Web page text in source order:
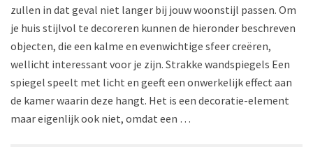
zullen in dat geval niet langer bij jouw woonstijl passen. Om
je huis stijlvol te decoreren kunnen de hieronder beschreven
objecten, die een kalme en evenwichtige sfeer creëren,
wellicht interessant voor je zijn. Strakke wandspiegels Een
spiegel speelt met licht en geeft een onwerkelijk effect aan
de kamer waarin deze hangt. Het is een decoratie-element
maar eigenlijk ook niet, omdat een …